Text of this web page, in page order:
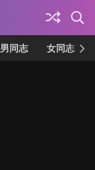
男同志 女同志